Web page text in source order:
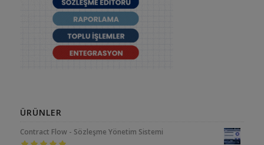
ÜRÜNLER
Contract Flow - Sözleşme Yönetim Sistemi